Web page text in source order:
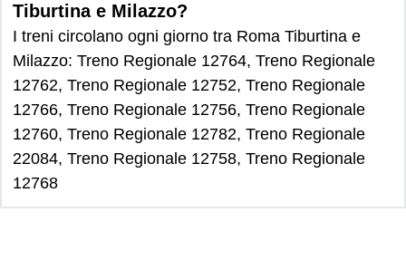
Tiburtina e Milazzo?
I treni circolano ogni giorno tra Roma Tiburtina e
Milazzo: Treno Regionale 12764, Treno Regionale
12762, Treno Regionale 12752, Treno Regionale
12766, Treno Regionale 12756, Treno Regionale
12760, Treno Regionale 12782, Treno Regionale
22084, Treno Regionale 12758, Treno Regionale
12768